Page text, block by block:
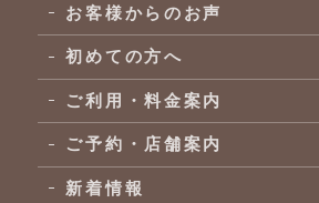
お客様からのお声
初めての方へ
ご利用・料金案内
ご予約・店舗案内
新着情報